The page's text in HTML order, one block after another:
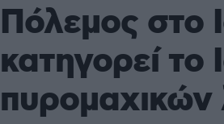
Πόλεμος στο
κατηγορεί το